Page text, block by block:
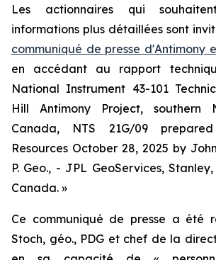
Les actionnaires qui
informations plus détaillées sont
communiqué de presse d'Antimony
en accédant au rapport
National Instrument 43-101
Hill Antimony Project, southern
Canada, NTS 21G/09
Resources October 28, 2025 by
P. Geo., - JPL GeoServices,
Canada. »
Ce communiqué de presse a été
Stoch, géo., PDG et chef de la